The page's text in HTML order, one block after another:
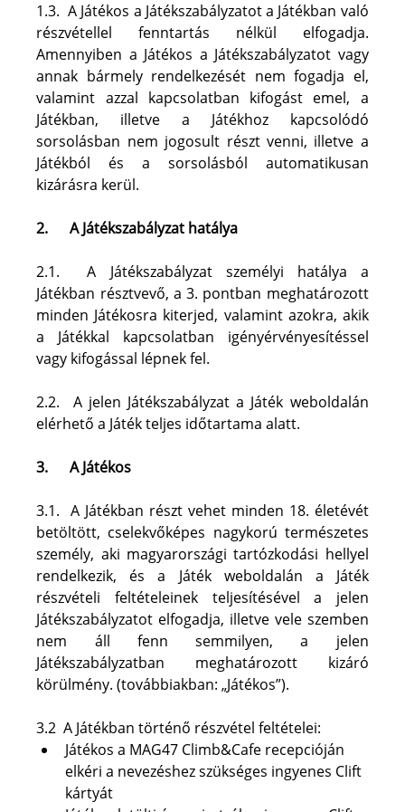
1.3.  A Játékos a Játékszabályzatot a Játékban való
részvétellel fenntartás nélkül elfogadja.
Amennyiben a Játékos a Játékszabályzatot vagy
annak bármely rendelkezését nem fogadja el,
valamint azzal kapcsolatban kifogást emel, a
Játékban, illetve a Játékhoz kapcsolódó
sorsolásban nem jogosult részt venni, illetve a
Játékból és a sorsolásból automatikusan
kizárásra kerül.
2. A Játékszabályzat hatálya
2.1.  A Játékszabályzat személyi hatálya a
Játékban résztvevő, a 3. pontban meghatározott
minden Játékosra kiterjed, valamint azokra, akik
a Játékkal kapcsolatban igényérvényesítéssel
vagy kifogással lépnek fel.
2.2.  A jelen Játékszabályzat a Játék weboldalán
elérhető a Játék teljes időtartama alatt.
3. A Játékos
3.1.  A Játékban részt vehet minden 18. életévét
betöltött, cselekvőképes nagykorú természetes
személy, aki magyarországi tartózkodási hellyel
rendelkezik, és a Játék weboldalán a Játék
részvételi feltételeinek teljesítésével a jelen
Játékszabályzatot elfogadja, illetve vele szemben
nem áll fenn semmilyen, a jelen
Játékszabályzatban meghatározott kizáró
körülmény. (továbbiakban: „Játékos”).
3.2  A Játékban történő részvétel feltételei:
Játékos a MAG47 Climb&Cafe recepcióján
elkéri a nevezéshez szükséges ingyenes Clift
kártyát